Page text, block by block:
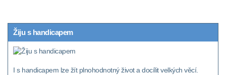
Žiju s handicapem
I s handicapem lze žít plnohodnotný život a docílit velkých věcí.